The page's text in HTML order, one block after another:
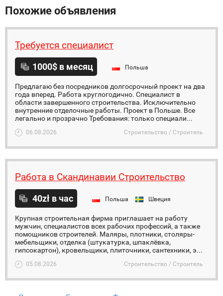
Похожие объявления
Требуется специалист
1000$ в месяц Польша
Предлагаю без посредников долгосрочный проект на два
года вперед. Работа круглогодично. Специалист в
области завершенного строительства. Исключительно
внутренние отделочные работы. Проект в Польше. Все
легально и прозрачно Требования: только специали...
06.08.2026 Строительство / Строитель
Работа в Скандинавии Строительство
40zł в час Польша Швеция
Крупная строительная фирма приглашает на работу
мужчин, специалистов всех рабочих профессий, а также
помощников строителей. Маляры, плотники, столяры-
мебельщики, отделка (штукатурка, шпаклёвка,
гипсокартон), кровельщики, плиточники, сантехники, э...
05.08.2026 Строительство / Строитель